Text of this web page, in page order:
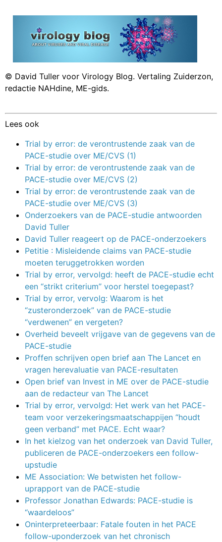
© David Tuller voor Virology Blog. Vertaling Zuiderzon,
redactie NAHdine, ME-gids.
Lees ook
Trial by error: de verontrustende zaak van de
PACE-studie over ME/CVS (1)
Trial by error: de verontrustende zaak van de
PACE-studie over ME/CVS (2)
Trial by error: de verontrustende zaak van de
PACE-studie over ME/CVS (3)
Onderzoekers van de PACE-studie antwoorden
David Tuller
David Tuller reageert op de PACE-onderzoekers
Petitie : Misleidende claims van PACE-studie
moeten teruggetrokken worden
Trial by error, vervolgd: heeft de PACE-studie echt
een “strikt criterium” voor herstel toegepast?
Trial by error, vervolg: Waarom is het
“zusteronderzoek” van de PACE-studie
“verdwenen” en vergeten?
Overheid beveelt vrijgave van de gegevens van de
PACE-studie
Proffen schrijven open brief aan The Lancet en
vragen herevaluatie van PACE-resultaten
Open brief van Invest in ME over de PACE-studie
aan de redacteur van The Lancet
Trial by error, vervolgd: Het werk van het PACE-
team voor verzekeringsmaatschappijen “houdt
geen verband” met PACE. Echt waar?
In het kielzog van het onderzoek van David Tuller,
publiceren de PACE-onderzoekers een follow-
upstudie
ME Association: We betwisten het follow-
uprapport van de PACE-studie
Professor Jonathan Edwards: PACE-studie is
“waardeloos”
Oninterpreteerbaar: Fatale fouten in het PACE
follow-uponderzoek van het chronisch